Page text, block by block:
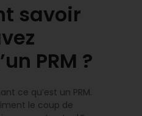
savoir
PRM ?
ce qu’est un PRM.
le coup de